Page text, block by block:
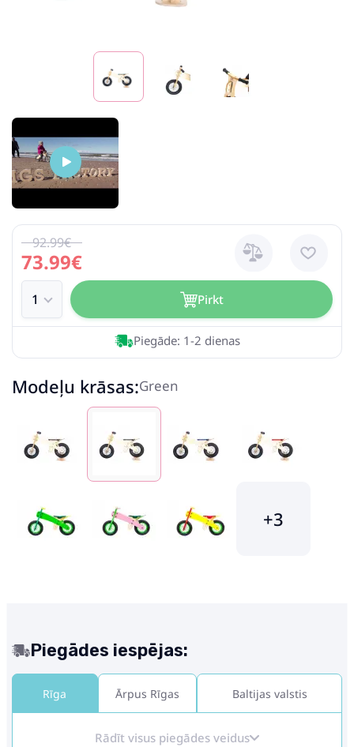
73.99€
92.99€
Pirkt
Piegāde: 1-2 dienas
Modeļu krāsas:Green
+3
Piegādes iespējas:
Rīga Ārpus Rīgas Baltijas valstis
Rādīt visus piegādes veidus